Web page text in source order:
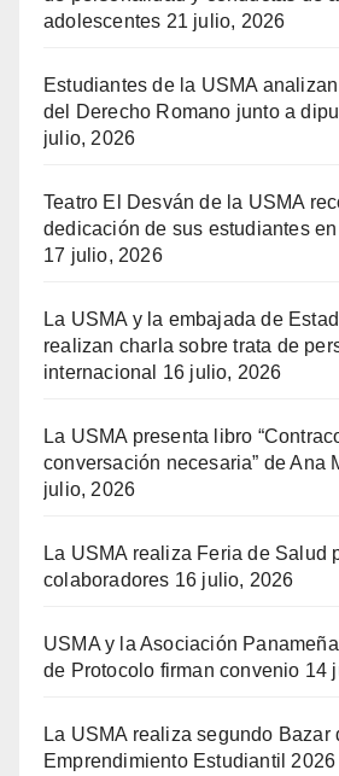
adolescentes 21 julio, 2026
Estudiantes de la USMA
del Derecho Romano junto a
julio, 2026
Teatro El Desván de la USMA
dedicación de sus estudiantes
17 julio, 2026
La USMA y la embajada de
realizan charla sobre trata de
internacional
16 julio, 2026
La USMA presenta libro
conversación necesaria” de Ana
julio, 2026
La USMA realiza Feria de Salud
colaboradores 16 julio, 2026
USMA y la Asociación
de Protocolo firman convenio 14
La USMA realiza segundo Bazar
Emprendimiento Estudiantil 2026